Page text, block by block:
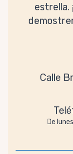
estrella.
Calle
De